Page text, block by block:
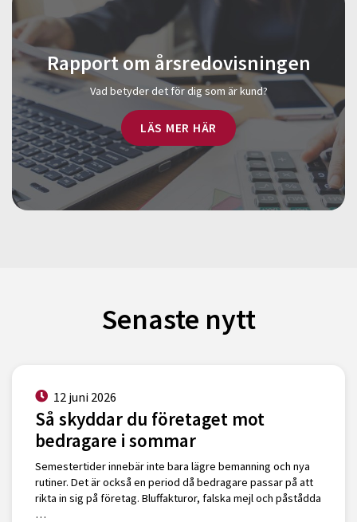
Rapport om årsredovisningen
Vad betyder det för dig som är kund?
LÄS MER HÄR
Senaste nytt
12 juni 2026
Så skyddar du företaget mot
bedragare i sommar
Semestertider innebär inte bara lägre bemanning och nya
rutiner. Det är också en period då bedragare passar på att
rikta in sig på företag. Bluffakturor, falska mejl och påstådda
…